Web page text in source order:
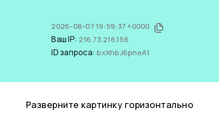
2026-08-07 19:59:37 +0000
Ваш IP:216.73.216.156
ID запроса: bxXhbJ6pneA1
Разверните картинку горизонтально